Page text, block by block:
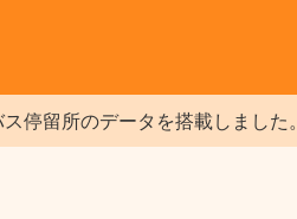
停留所のデータを搭載しました。